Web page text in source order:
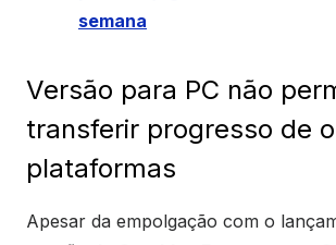
semana
Versão para PC não
transferir progresso de
plataformas
Apesar da empolgação com o